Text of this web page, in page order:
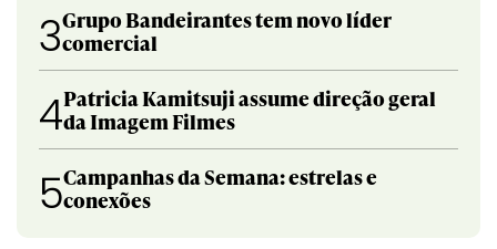
3Grupo Bandeirantes tem novo líder
comercial
4Patricia Kamitsuji assume direção geral
da Imagem Filmes
5Campanhas da Semana: estrelas e
conexões